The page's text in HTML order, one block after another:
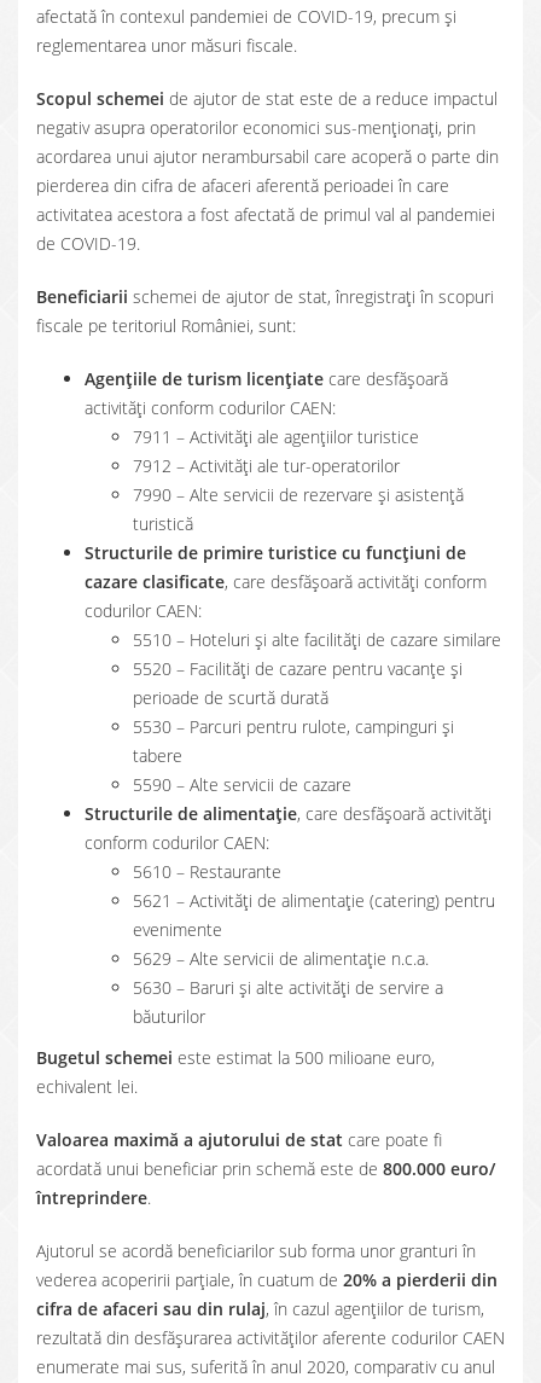
afectată în contexul pandemiei de COVID-19, precum și
reglementarea unor măsuri fiscale.
Scopul schemei de ajutor de stat este de a reduce impactul
negativ asupra operatorilor economici sus-menționați, prin
acordarea unui ajutor nerambursabil care acoperă o parte din
pierderea din cifra de afaceri aferentă perioadei în care
activitatea acestora a fost afectată de primul val al pandemiei
de COVID-19.
Beneficiarii schemei de ajutor de stat, înregistrați în scopuri
fiscale pe teritoriul României, sunt:
Agențiile de turism licențiate care desfășoară
activități conform codurilor CAEN:
7911 – Activități ale agențiilor turistice
7912 – Activități ale tur-operatorilor
7990 – Alte servicii de rezervare şi asistenţă
turistică
Structurile de primire turistice cu funcțiuni de
cazare clasificate, care desfășoară activități conform
codurilor CAEN:
5510 – Hoteluri şi alte facilităţi de cazare similare
5520 – Facilităţi de cazare pentru vacanţe şi
perioade de scurtă durată
5530 – Parcuri pentru rulote, campinguri şi
tabere
5590 – Alte servicii de cazare
Structurile de alimentație, care desfășoară activități
conform codurilor CAEN:
5610 – Restaurante
5621 – Activităţi de alimentaţie (catering) pentru
evenimente
5629 – Alte servicii de alimentaţie n.c.a.
5630 – Baruri şi alte activităţi de servire a
băuturilor
Bugetul schemei este estimat la 500 milioane euro,
echivalent lei.
Valoarea maximă a ajutorului de stat care poate fi
acordată unui beneficiar prin schemă este de 800.000 euro/
întreprindere.
Ajutorul se acordă beneficiarilor sub forma unor granturi în
vederea acoperirii parțiale, în cuatum de 20% a pierderii din
cifra de afaceri sau din rulaj, în cazul agențiilor de turism,
rezultată din desfășurarea activităților aferente codurilor CAEN
enumerate mai sus, suferită în anul 2020, comparativ cu anul